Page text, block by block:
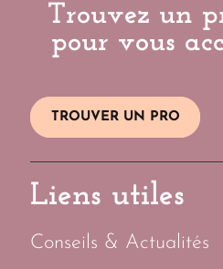
Trouvez un
pour vous
TROUVER UN PRO
Liens utiles
Conseils & Actualités